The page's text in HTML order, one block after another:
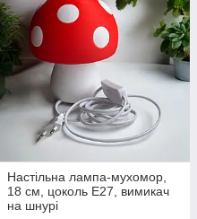
Настільна лампа-мухомор,
18 см, цоколь E27, вимикач
на шнурі